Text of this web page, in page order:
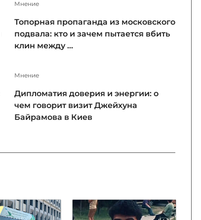
Мнение
Топорная пропаганда из московского
подвала: кто и зачем пытается вбить
клин между ...
Мнение
Дипломатия доверия и энергии: о
чем говорит визит Джейхуна
Байрамова в Киев